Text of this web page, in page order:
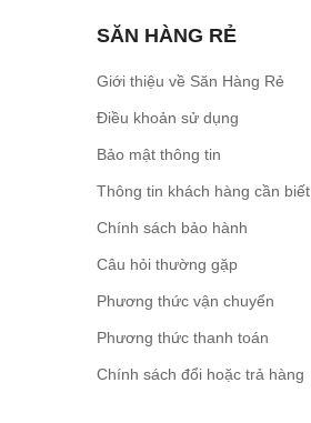
SĂN HÀNG RẺ
Giới thiệu về Săn Hàng Rẻ
Điều khoản sử dụng
Bảo mật thông tin
Thông tin khách hàng cần biết
Chính sách bảo hành
Câu hỏi thường gặp
Phương thức vận chuyển
Phương thức thanh toán
Chính sách đổi hoặc trả hàng